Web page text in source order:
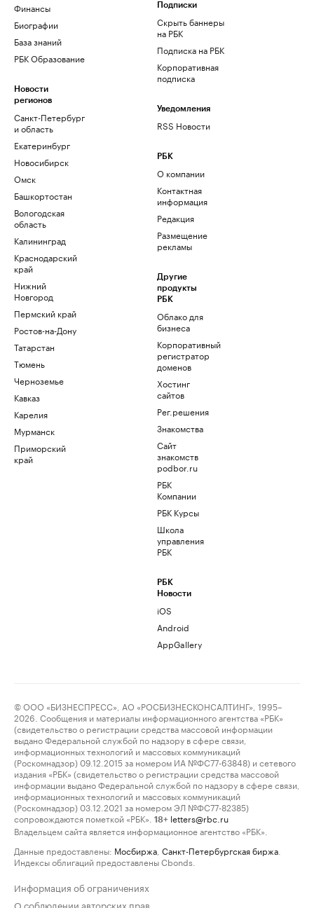
Финансы
Биографии
База знаний
РБК Образование
Новости
регионов
Санкт-Петербург
и область
Екатеринбург
Новосибирск
Омск
Башкортостан
Вологодская
область
Калининград
Краснодарский
край
Нижний
Новгород
Пермский край
Ростов-на-Дону
Татарстан
Тюмень
Черноземье
Кавказ
Карелия
Мурманск
Приморский
край
Подписки
Скрыть баннеры
на РБК
Подписка на РБК
Корпоративная
подписка
Уведомления
RSS Новости
РБК
О компании
Контактная
информация
Редакция
Размещение
рекламы
Другие
продукты
РБК
Облако для
бизнеса
Корпоративный
регистратор
доменов
Хостинг
сайтов
Рег.решения
Знакомства
Сайт
знакомств
podbor.ru
РБК
Компании
РБК Курсы
Школа
управления
РБК
РБК
Новости
iOS
Android
AppGallery
© ООО «БИЗНЕСПРЕСС», АО «РОСБИЗНЕСКОНСАЛТИНГ», 1995–
2026. Сообщения и материалы информационного агентства «РБК»
(свидетельство о регистрации средства массовой информации
выдано Федеральной службой по надзору в сфере связи,
информационных технологий и массовых коммуникаций
(Роскомнадзор) 09.12.2015 за номером ИА №ФС77-63848) и сетевого
издания «РБК» (свидетельство о регистрации средства массовой
информации выдано Федеральной службой по надзору в сфере связи,
информационных технологий и массовых коммуникаций
(Роскомнадзор) 03.12.2021 за номером ЭЛ №ФС77-82385)
сопровождаются пометкой «РБК».
18+ letters@rbc.ru
Владельцем сайта является информационное агентство «РБК».
Данные предоставлены: Мосбиржа Санкт-Петербургская биржа
Индексы облигаций предоставлены Cbonds.
Информация об ограничениях
О соблюдении авторских прав